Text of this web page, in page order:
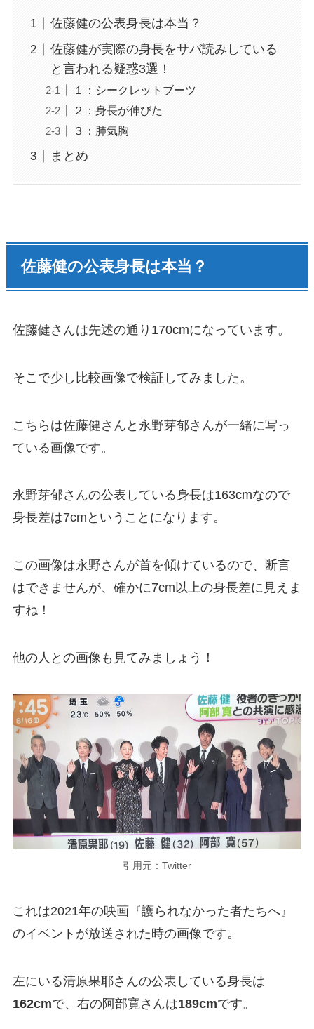
佐藤健の公表身長は本当？
佐藤健が実際の身長をサバ読みしている
と言われる疑惑3選！
１：シークレットブーツ
２：身長が伸びた
３：肺気胸
まとめ
佐藤健の公表身長は本当？
佐藤健さんは先述の通り170cmになっています。
そこで少し比較画像で検証してみました。
こちらは佐藤健さんと永野芽郁さんが一緒に写っ
ている画像です。
永野芽郁さんの公表している身長は163cmなので
身長差は7cmということになります。
この画像は永野さんが首を傾けているので、断言
はできませんが、確かに7cm以上の身長差に見えま
すね！
他の人との画像も見てみましょう！
引用元：Twitter
これは2021年の映画『護られなかった者たちへ』
のイベントが放送された時の画像です。
左にいる清原果耶さんの公表している身長は
162cmで、右の阿部寛さんは189cmです。